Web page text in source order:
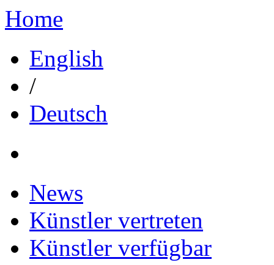
Home
English
/
Deutsch
News
Künstler vertreten
Künstler verfügbar